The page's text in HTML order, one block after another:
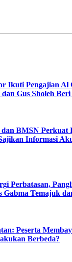
Ikuti Pengajian Al
Gus Sholeh
dan BMSN Perkuat
Informasi
Perbatasan,
Gabma Temajuk
Peserta
Berbeda?